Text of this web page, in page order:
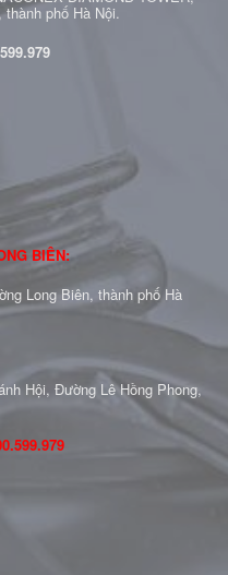
phố Hà Nội.
BIÊN:
Long Biên, thành phố Hà
Hội, Đường Lê Hồng Phong,